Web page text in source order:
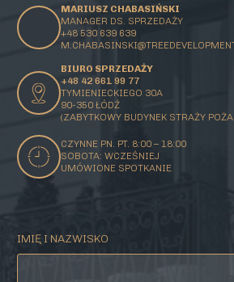
MARIUSZ CHABASIŃSKI
MANAGER DS. SPRZEDAŻY
+48 530 639 639
M.CHABASINSKI@
BIURO SPRZEDAŻY
+48 42 661 99 77
TYMIENIECKIEGO 30A
90-350 ŁÓDŹ
(ZABYTKOWY BUDYNEK STRAŻY
CZYNNE PN. PT. 8:00 – 18:00
SOBOTA: WCZEŚNIEJ
UMÓWIONE SPOTKANIE
IMIĘ I NAZWISKO